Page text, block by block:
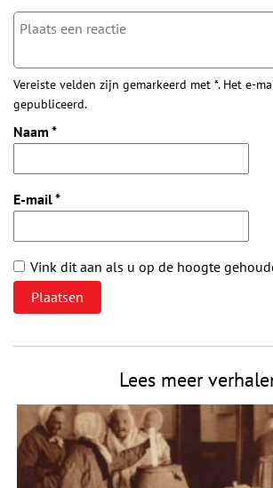
Vereiste velden zijn gemarkeerd met *. Het e-
gepubliceerd.
Naam *
E-mail*
Vink dit aan als u op de hoogte
Lees meer